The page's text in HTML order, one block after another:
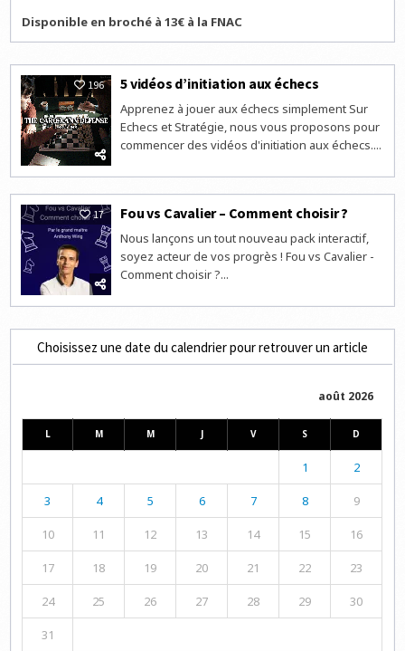
Disponible en broché à 13€ à la FNAC
196 5 vidéos d’initiation aux échecs
Apprenez à jouer aux échecs simplement Sur
Echecs et Stratégie, nous vous proposons pour
commencer des vidéos d'initiation aux échecs....
17 Fou vs Cavalier – Comment choisir ?
Nous lançons un tout nouveau pack interactif,
soyez acteur de vos progrès ! Fou vs Cavalier -
Comment choisir ?...
Choisissez une date du calendrier pour retrouver un article
août 2026
L M M J V S D
1 2
3 4 5 6 7 8 9
10 11 12 13 14 15 16
17 18 19 20 21 22 23
24 25 26 27 28 29 30
31